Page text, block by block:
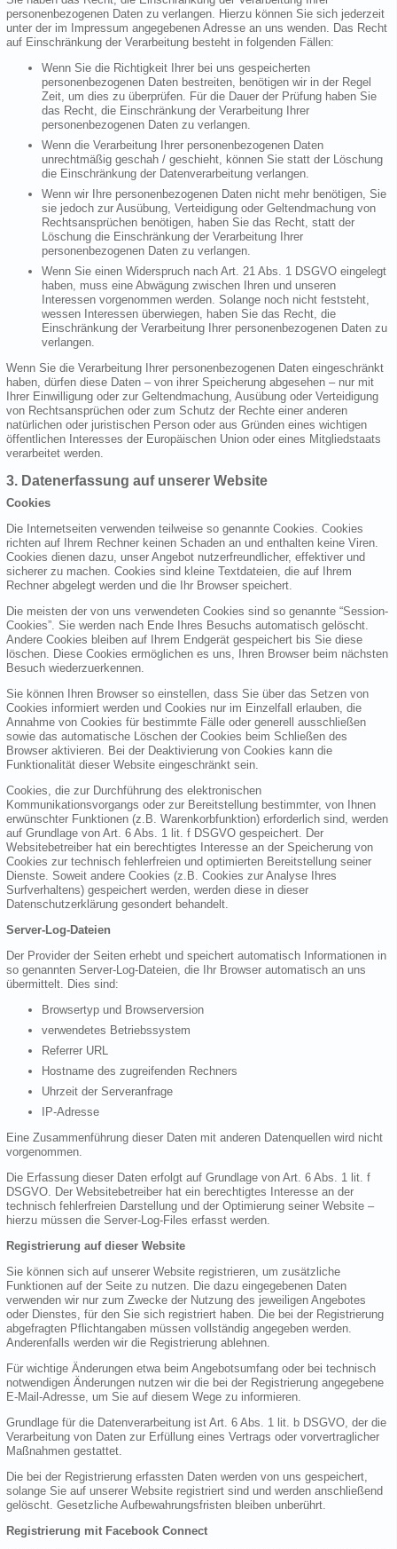
personenbezogenen Daten zu verlangen. Hierzu können Sie sich jederzeit
unter der im Impressum angegebenen Adresse an uns wenden. Das Recht
auf Einschränkung der Verarbeitung besteht in folgenden Fällen:
Wenn Sie die Richtigkeit Ihrer bei uns gespeicherten
personenbezogenen Daten bestreiten, benötigen wir in der Regel
Zeit, um dies zu überprüfen. Für die Dauer der Prüfung haben Sie
das Recht, die Einschränkung der Verarbeitung Ihrer
personenbezogenen Daten zu verlangen.
Wenn die Verarbeitung Ihrer personenbezogenen Daten
unrechtmäßig geschah / geschieht, können Sie statt der Löschung
die Einschränkung der Datenverarbeitung verlangen.
Wenn wir Ihre personenbezogenen Daten nicht mehr benötigen, Sie
sie jedoch zur Ausübung, Verteidigung oder Geltendmachung von
Rechtsansprüchen benötigen, haben Sie das Recht, statt der
Löschung die Einschränkung der Verarbeitung Ihrer
personenbezogenen Daten zu verlangen.
Wenn Sie einen Widerspruch nach Art. 21 Abs. 1 DSGVO eingelegt
haben, muss eine Abwägung zwischen Ihren und unseren
Interessen vorgenommen werden. Solange noch nicht feststeht,
wessen Interessen überwiegen, haben Sie das Recht, die
Einschränkung der Verarbeitung Ihrer personenbezogenen Daten zu
verlangen.
Wenn Sie die Verarbeitung Ihrer personenbezogenen Daten eingeschränkt
haben, dürfen diese Daten – von ihrer Speicherung abgesehen – nur mit
Ihrer Einwilligung oder zur Geltendmachung, Ausübung oder Verteidigung
von Rechtsansprüchen oder zum Schutz der Rechte einer anderen
natürlichen oder juristischen Person oder aus Gründen eines wichtigen
öffentlichen Interesses der Europäischen Union oder eines Mitgliedstaats
verarbeitet werden.
3. Datenerfassung auf unserer Website
Cookies
Die Internetseiten verwenden teilweise so genannte Cookies. Cookies
richten auf Ihrem Rechner keinen Schaden an und enthalten keine Viren.
Cookies dienen dazu, unser Angebot nutzerfreundlicher, effektiver und
sicherer zu machen. Cookies sind kleine Textdateien, die auf Ihrem
Rechner abgelegt werden und die Ihr Browser speichert.
Die meisten der von uns verwendeten Cookies sind so genannte “Session-
Cookies”. Sie werden nach Ende Ihres Besuchs automatisch gelöscht.
Andere Cookies bleiben auf Ihrem Endgerät gespeichert bis Sie diese
löschen. Diese Cookies ermöglichen es uns, Ihren Browser beim nächsten
Besuch wiederzuerkennen.
Sie können Ihren Browser so einstellen, dass Sie über das Setzen von
Cookies informiert werden und Cookies nur im Einzelfall erlauben, die
Annahme von Cookies für bestimmte Fälle oder generell ausschließen
sowie das automatische Löschen der Cookies beim Schließen des
Browser aktivieren. Bei der Deaktivierung von Cookies kann die
Funktionalität dieser Website eingeschränkt sein.
Cookies, die zur Durchführung des elektronischen
Kommunikationsvorgangs oder zur Bereitstellung bestimmter, von Ihnen
erwünschter Funktionen (z.B. Warenkorbfunktion) erforderlich sind, werden
auf Grundlage von Art. 6 Abs. 1 lit. f DSGVO gespeichert. Der
Websitebetreiber hat ein berechtigtes Interesse an der Speicherung von
Cookies zur technisch fehlerfreien und optimierten Bereitstellung seiner
Dienste. Soweit andere Cookies (z.B. Cookies zur Analyse Ihres
Surfverhaltens) gespeichert werden, werden diese in dieser
Datenschutzerklärung gesondert behandelt.
Server-Log-Dateien
Der Provider der Seiten erhebt und speichert automatisch Informationen in
so genannten Server-Log-Dateien, die Ihr Browser automatisch an uns
übermittelt. Dies sind:
Browsertyp und Browserversion
verwendetes Betriebssystem
Referrer URL
Hostname des zugreifenden Rechners
Uhrzeit der Serveranfrage
IP-Adresse
Eine Zusammenführung dieser Daten mit anderen Datenquellen wird nicht
vorgenommen.
Die Erfassung dieser Daten erfolgt auf Grundlage von Art. 6 Abs. 1 lit. f
DSGVO. Der Websitebetreiber hat ein berechtigtes Interesse an der
technisch fehlerfreien Darstellung und der Optimierung seiner Website –
hierzu müssen die Server-Log-Files erfasst werden.
Registrierung auf dieser Website
Sie können sich auf unserer Website registrieren, um zusätzliche
Funktionen auf der Seite zu nutzen. Die dazu eingegebenen Daten
verwenden wir nur zum Zwecke der Nutzung des jeweiligen Angebotes
oder Dienstes, für den Sie sich registriert haben. Die bei der Registrierung
abgefragten Pflichtangaben müssen vollständig angegeben werden.
Anderenfalls werden wir die Registrierung ablehnen.
Für wichtige Änderungen etwa beim Angebotsumfang oder bei technisch
notwendigen Änderungen nutzen wir die bei der Registrierung angegebene
E-Mail-Adresse, um Sie auf diesem Wege zu informieren.
Grundlage für die Datenverarbeitung ist Art. 6 Abs. 1 lit. b DSGVO, der die
Verarbeitung von Daten zur Erfüllung eines Vertrags oder vorvertraglicher
Maßnahmen gestattet.
Die bei der Registrierung erfassten Daten werden von uns gespeichert,
solange Sie auf unserer Website registriert sind und werden anschließend
gelöscht. Gesetzliche Aufbewahrungsfristen bleiben unberührt.
Registrierung mit Facebook Connect